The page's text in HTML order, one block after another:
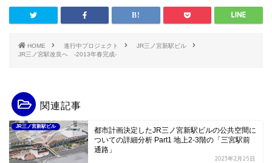
HOME 進行中プロジェクト
JR三ノ宮新駅ビル
JR三ノ宮駅改良へ -2013年春完成-
関連記事
JR三ノ宮新駅ビル
都市計画決定したJR三ノ宮新駅ビルの公共空間に
ついての詳細分析 Part1 地上2-3階の「三宮駅前
通路」
2023年2月25日